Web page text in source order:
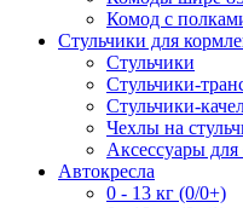
Комод с
Стульчики для
Стульчики
Стульчики-
Стульчики-
Чехлы на
Аксессуары для
Автокресла
0 - 13 кг (0/0+)